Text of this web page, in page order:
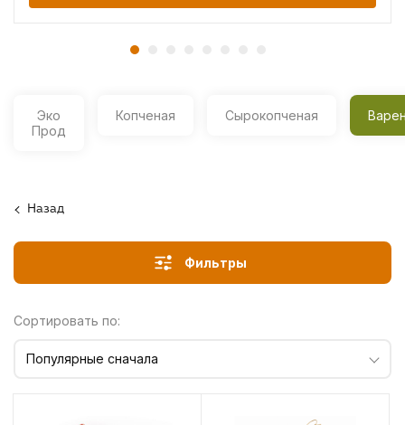
Эко
Прод
Копченая Сырокопченая
Назад
Фильтры
Сортировать по:
Популярные сначала